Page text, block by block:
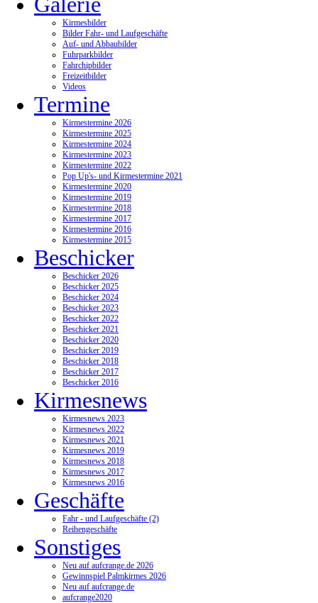
Kirmesbilder
Bilder Fahr- und Laufgeschäfte
Auf- und Abbaubilder
Fuhrparkbilder
Fahrchipbilder
Freizeitbilder
Videos
Termine
Kirmestermine 2026
Kirmestermine 2025
Kirmestermine 2024
Kirmestermine 2023
Kirmestermine 2022
Pop Up's- und Kirmestermine 2021
Kirmestermine 2020
Kirmestermine 2019
Kirmestermine 2018
Kirmestermine 2017
Kirmestermine 2016
Kirmestermine 2015
Beschicker
Beschicker 2026
Beschicker 2025
Beschicker 2024
Beschicker 2023
Beschicker 2022
Beschicker 2021
Beschicker 2020
Beschicker 2019
Beschicker 2018
Beschicker 2017
Beschicker 2016
Kirmesnews
Kirmesnews 2023
Kirmesnews 2022
Kirmesnews 2021
Kirmesnews 2019
Kirmesnews 2018
Kirmesnews 2017
Kirmesnews 2016
Geschäfte
Fahr - und Laufgeschäfte (2)
Reihengeschäfte
Sonstiges
Neu auf aufcrange.de 2026
Gewinnspiel Palmkirmes 2026
Neu auf aufcrange.de
aufcrange2020